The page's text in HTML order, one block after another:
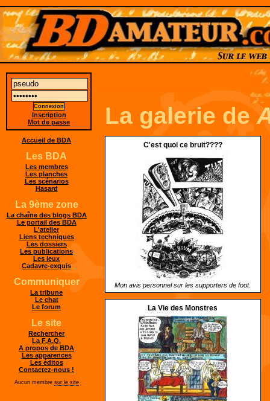
La galerie de
C'est quoi ce bruit????
Mon avis personnel sur les supporters de foot.
La Vie des Monstres
Inscription
Mot de passe
Accueil de BDA
Les BDA
Les membres
Les planches
Les scénarios
Hasard
La 9ème zone
La chaîne des blogs BDA
Le portail des BDA
L'atelier
Liens techniques
Les dossiers
Les publications
Les jeux
Cadavre-exquis
Communiquer
La tribune
Le chat
Le forum
Le site
Rechercher
La F.A.Q.
A propos de BDA
Les apparences
Les éditos
Contactez-nous !
Aucun membre sur le site